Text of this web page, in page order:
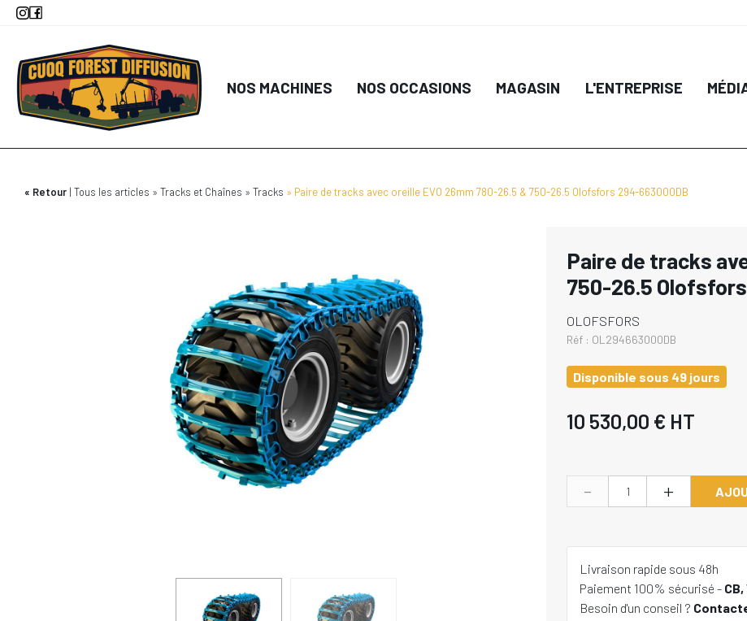
Aller
principal
NOS MACHINES NOS OCCASIONS MAGASIN L'ENTREPRISE
Retour Tous les articles Tracks et Chaînes Tracks Paire de tracks avec oreille EVO 26mm 780-26.5 & 750-26.5 Olofsfors 294-663000DB
Paire de tracks
750-26.5
OLOFSFORS
Réf : OL294663000DB
Disponible sous 49 jours
10 530,00 € HT
- +
Livraison rapide sous 48h
Paiement 100% sécurisé -
Besoin d'un conseil ?